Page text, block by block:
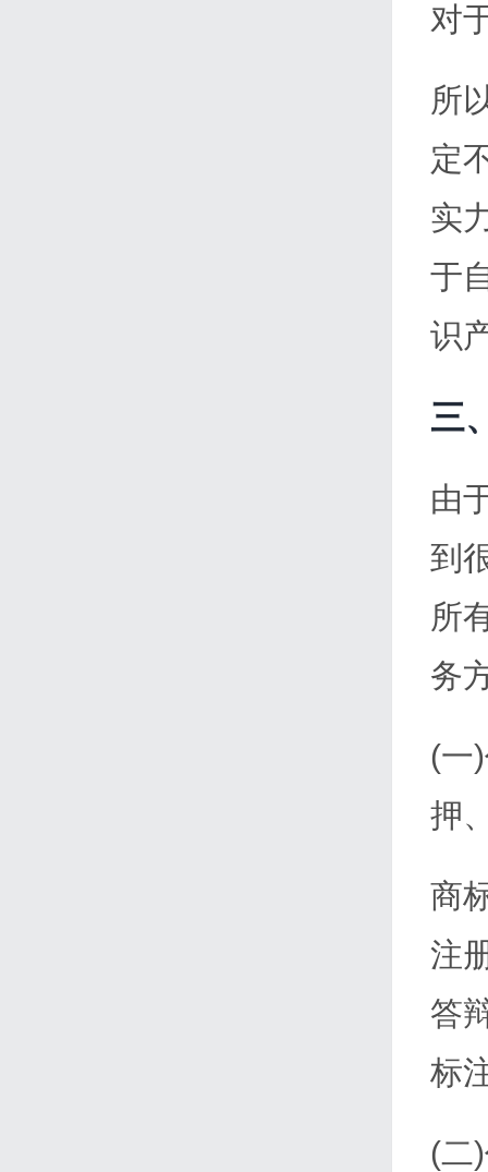
对
所
定
实
于
识
三
由
到
所
务
(一
押
商
注
答
标
(二